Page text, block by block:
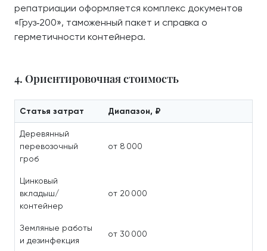
репатриации оформляется комплекс документов
«Груз‑200», таможенный пакет и справка о
герметичности контейнера.
4. Ориентировочная стоимость
Статья затрат Диапазон, ₽
Деревянный
перевозочный
гроб
от 8 000
Цинковый
вкладыш/
контейнер
от 20 000
Земляные работы
и дезинфекция
от 30 000